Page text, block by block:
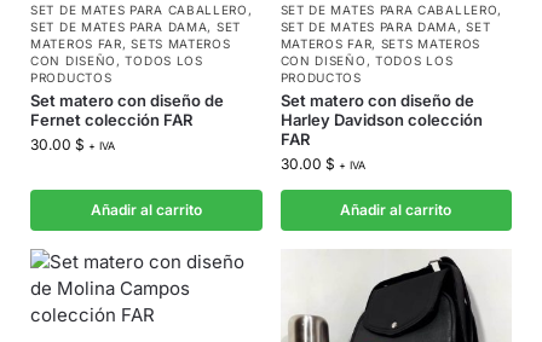
SET DE MATES PARA CABALLERO ,
SET DE MATES PARA DAMA, SET
MATEROS FAR,SETS MATEROS
CON DISEÑO ,TODOS LOS
PRODUCTOS
Set matero con diseño de
Fernet colección FAR
30.00 $ + IVA
Añadir al carrito
SET DE MATES PARA CABALLERO,
SET DE MATES PARA DAMA ,SET
MATEROS FAR, SETS MATEROS
CON DISEÑO , TODOS LOS
PRODUCTOS
Set matero con diseño de
Harley Davidson colección
FAR
30.00 $ + IVA
Añadir al carrito